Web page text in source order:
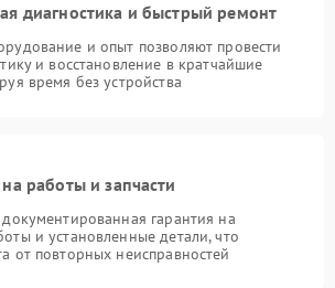
диагностика и быстрый ремонт
и опыт позволяют провести
и восстановление в кратчайшие
время без устройства
на работы и запчасти
документированная гарантия на
и установленные детали, что
от повторных неисправностей